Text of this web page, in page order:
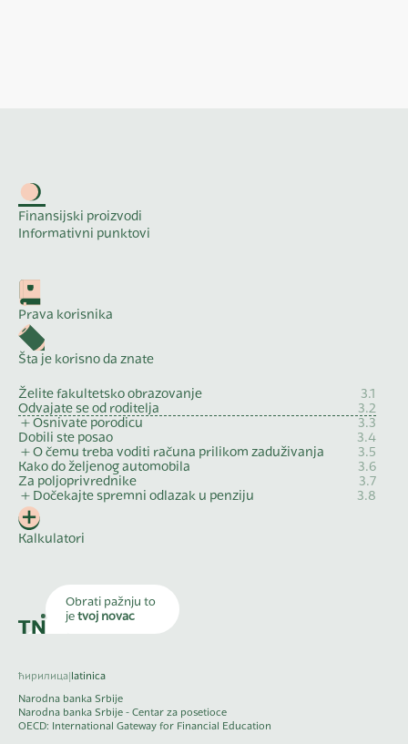
Finansijski proizvodi
Informativni punktovi
Prava korisnika
Šta je korisno da znate
Želite fakultetsko obrazovanje
3.1
Odvajate se od roditelja
3.2
Osnivate porodicu
3.3
Dobili ste posao
3.4
O čemu treba voditi računa prilikom zaduživanja
3.5
Kako do željenog automobila
3.6
Za poljoprivrednike
3.7
Dočekajte spremni odlazak u penziju
3.8
Kalkulatori
Obrati pažnju to
je tvoj novac
ћирилица latinica
Narodna banka Srbije
Narodna banka Srbije - Centar za posetioce
OECD: International Gateway for Financial Education